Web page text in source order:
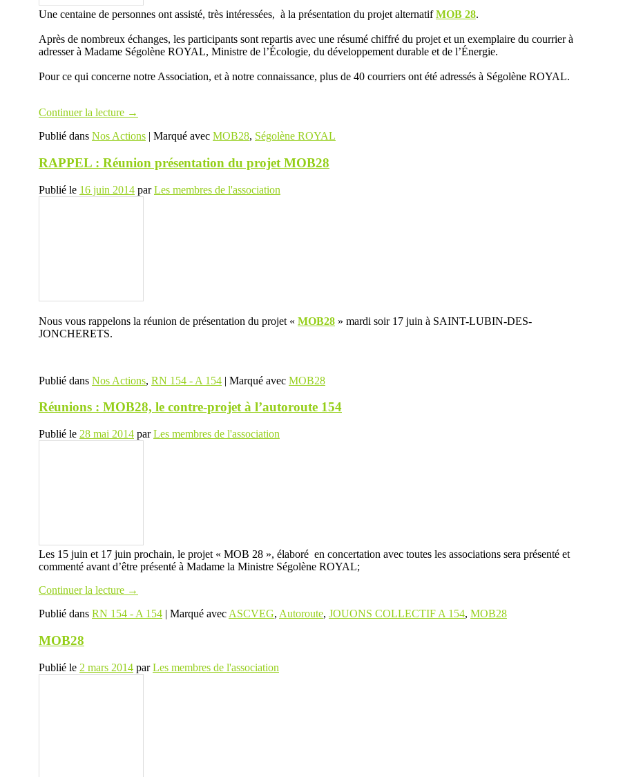
Une centaine de personnes ont assisté, très intéressées, à la présentation du projet alternatifMOB 28.
Après de nombreux échanges, les participants sont repartis avec une résumé chiffré du projet et un exemplaire du courrier à
adresser à Madame Ségolène ROYAL, Ministre de l’Écologie, du développement durable et de l’Énergie.
Pour ce qui concerne notre Association, et à notre connaissance, plus de 40 courriers ont été adressés à Ségolène ROYAL.
Continuer la lecture →
Publié dans Nos Actions | Marqué avec MOB28, Ségolène ROYAL
RAPPEL : Réunion présentation du projet MOB28
Publié le 16 juin 2014 parLes membres de l'association
Nous vous rappelons la réunion de présentation du projet « MOB28 » mardi soir 17 juin à SAINT-LUBIN-DES-
JONCHERETS.
Publié dans Nos Actions, RN 154 - A 154 | Marqué avec MOB28
Réunions : MOB28, le contre-projet à l’autoroute 154
Publié le 28 mai 2014 parLes membres de l'association
Les 15 juin et 17 juin prochain, le projet « MOB 28 », élaboré en concertation avec toutes les associations sera présenté et
commenté avant d’être présenté à Madame la Ministre Ségolène ROYAL;
Continuer la lecture →
Publié dans RN 154 - A 154 | Marqué avec ASCVEG, Autoroute, JOUONS COLLECTIF A 154, MOB28
MOB28
Publié le 2 mars 2014 parLes membres de l'association